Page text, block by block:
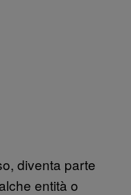
diventa parte
entità o